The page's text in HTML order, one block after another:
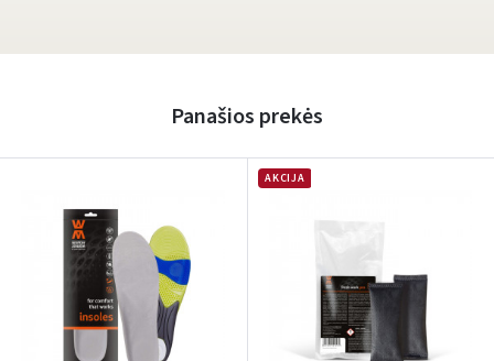
Panašios prekės
AKCIJA